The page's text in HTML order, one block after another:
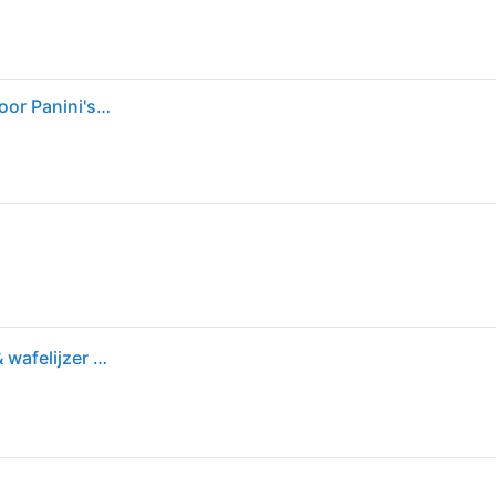
Philips 5000-Serie Sandwichmaker - 3 Sets Platen voor Panini's; Sandwiches en Wafels. Grillplaten met Anti-Aanbaklaag. Cut-and-Seal. 750W Vermogen. Zwart (HD2350/80)
Croque monsieur 3 in 1 Philips HD2350/80 toaster & wafelijzer zwart/metaal Serie 5000, 750W